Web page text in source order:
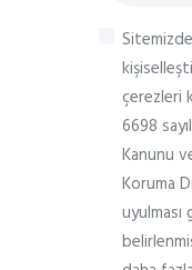
çerezleri
6698
Kanunu
Koruma